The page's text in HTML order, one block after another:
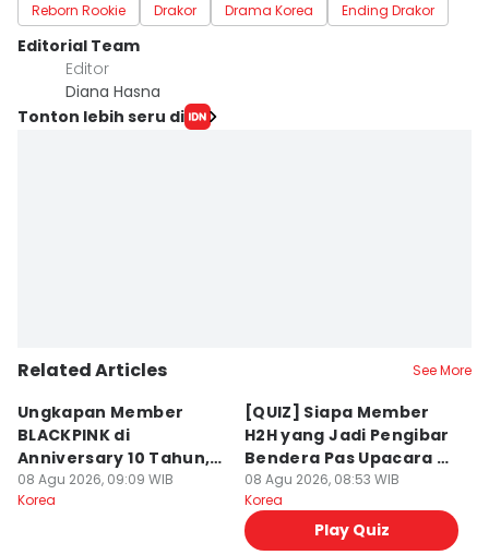
Reborn Rookie Drakor Drama Korea Ending Drakor
Editorial Team
Editor
Diana Hasna
Tonton lebih seru di
Related Articles See More
Ungkapan Member
BLACKPINK di
Anniversary 10 Tahun,
Minta Maaf ke Fans
08 Agu 2026, 09:09 WIB
Korea
[QUIZ] Siapa Member
H2H yang Jadi Pengibar
Bendera Pas Upacara 17
Agustus bareng Kamu?
08 Agu 2026, 08:53 WIB
Korea
Play Quiz